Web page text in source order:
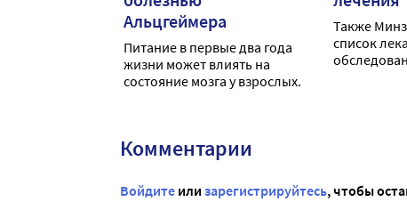
Альцгеймера
Питание в первые два года
жизни может влиять на
состояние мозга у взрослых.
Также
список
Комментарии
Войдите или зарегистрируйтесь, чтобы